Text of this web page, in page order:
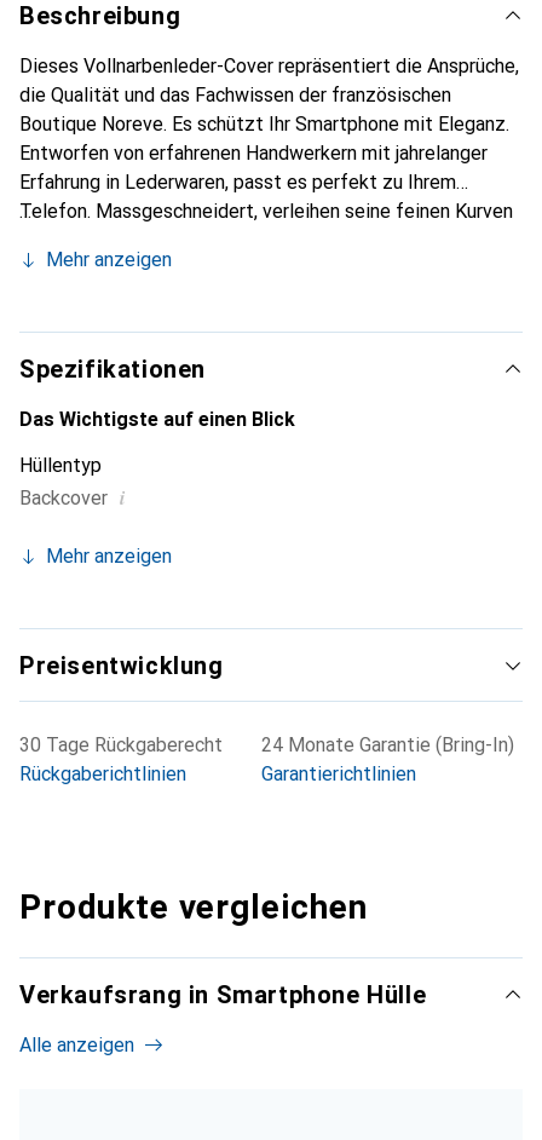
Beschreibung
Dieses Vollnarbenleder-Cover repräsentiert die Ansprüche,
die Qualität und das Fachwissen der französischen
Boutique Noreve. Es schützt Ihr Smartphone mit Eleganz.
Entworfen von erfahrenen Handwerkern mit jahrelanger
Erfahrung in Lederwaren, passt es perfekt zu Ihrem
Telefon. Massgeschneidert, verleihen seine feinen Kurven
unverzichtbaren Accessoire für Ihr Smartphone.
die Marke Noreve eine zuverlässige Wahl für eine
anspruchsvolle Kundschaft.
Mehr anzeigen
Spezifikationen
Das Wichtigste auf einen Blick
Hüllentyp
Backcover i
Mehr anzeigen
Preisentwicklung
30 Tage Rückgaberecht
Rückgaberichtlinien
24 Monate Garantie (Bring-In)
Garantierichtlinien
Produkte vergleichen
Verkaufsrang in Smartphone Hülle
Alle anzeigen